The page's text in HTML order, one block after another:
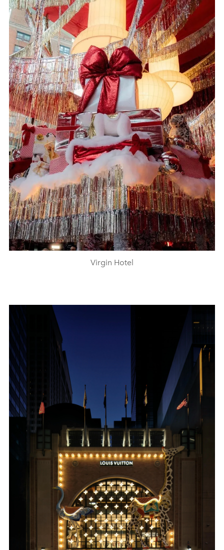
Virgin Hotel